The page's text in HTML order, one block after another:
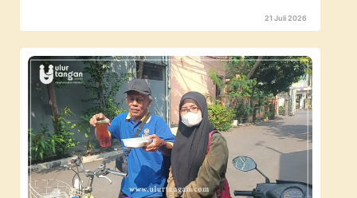
21 Juli 2026